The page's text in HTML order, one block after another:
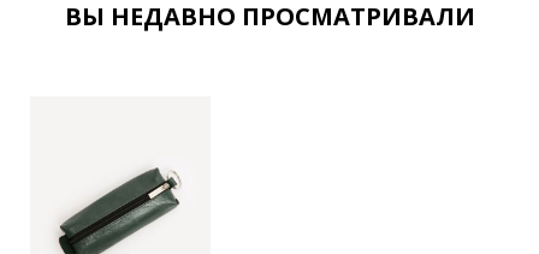
ВЫ НЕДАВНО ПРОСМАТРИВАЛИ